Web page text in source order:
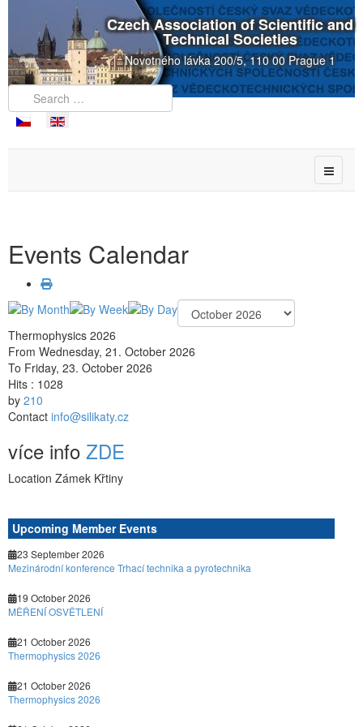
Czech Association of Scientific and
Technical Societies
Novotného lávka 200/5, 110 00 Prague 1
Events Calendar
Thermophysics 2026
From Wednesday, 21. October 2026
To Friday, 23. October 2026
Hits : 1028
by 210
Contact info@silikaty.cz
více info ZDE
Location Zámek Křtiny
Upcoming Member Events
23 September 2026
Mezinárodní konference Trhací technika a pyrotechnika
19 October 2026
MĚŘENÍ OSVĚTLENÍ
21 October 2026
Thermophysics 2026
21 October 2026
Thermophysics 2026